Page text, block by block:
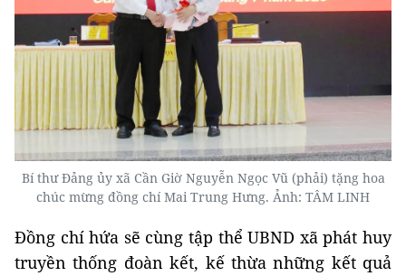
Bí thư Đảng ủy xã Cần Giờ Nguyễn Ngọc Vũ (phải) tặng hoa
chúc mừng đồng chí Mai Trung Hưng. Ảnh: TÂM LINH
Đồng chí hứa sẽ cùng tập thể UBND xã phát huy
truyền thống đoàn kết, kế thừa những kết quả